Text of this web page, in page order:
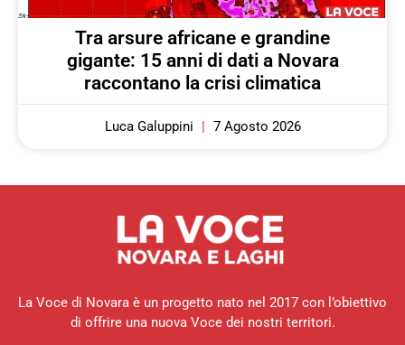
Tra arsure africane e grandine
gigante: 15 anni di dati a Novara
raccontano la crisi climatica
Luca Galuppini 7 Agosto 2026
La Voce di Novara è un progetto nato nel 2017 con l’obiettivo
di offrire una nuova Voce dei nostri territori.